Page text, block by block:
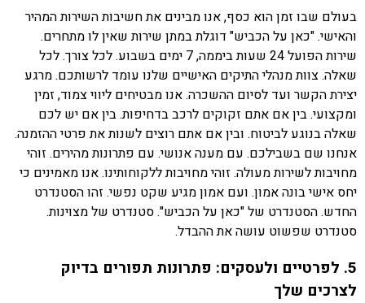
בעולם שבו זמן הוא כסף, אנו מבינים את חשיבות השירות המהיר
והאישי. "כאן על הכביש" דוגלת במתן שירות שאין לו מתחרים.
שירות הפועל 24 שעות ביממה, 7 ימים בשבוע. לכל צורך. לכל
שאלה. צוות מנהלי התיקים האישיים שלנו עומד לרשותכם. מרגע
יצירת הקשר ועד לסיום ההשכרה. אנו מבטיחים ליווי צמוד, זמין
ומקצועי. בין אם אתם זקוקים לרכב בדחיפות. בין אם יש לכם
שאלה בנוגע לביטוח. ובין אם אתם רוצים לשנות את פרטי ההזמנה.
אנחנו שם בשבילכם. עם מענה אנושי. עם פתרונות מהירים. זוהי
מחויבות לשירות מעולה. זוהי מחויבות ללקוחותינו. אנו מאמינים כי
יחס אישי בונה אמון. ועם אמון מגיע שקט נפשי. זהו הסטנדרט
החדש. הסטנדרט של "כאן על הכביש". סטנדרט של מצוינות.
סטנדרט שפשוט עושה את ההבדל.
5. לפרטיים ולעסקים: פתרונות תפורים בדיוק
לצרכים שלך